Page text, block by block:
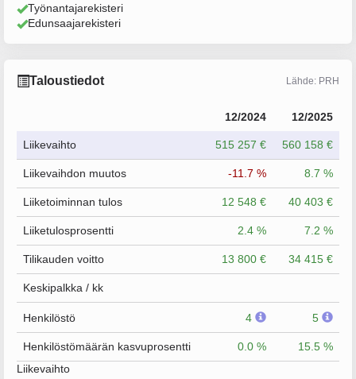
Työnantajarekisteri
Edunsaajarekisteri
Taloustiedot Lähde: PRH
12/2024 12/2025
Liikevaihto 515 257 € 560 158 €
Liikevaihdon muutos -11.7 % 8.7 %
Liiketoiminnan tulos 12 548 € 40 403 €
Liiketulosprosentti 2.4 % 7.2 %
Tilikauden voitto 13 800 € 34 415 €
Keskipalkka / kk
Henkilöstö 4 5
Henkilöstömäärän kasvuprosentti 0.0 %
15.5 %
Liikevaihto